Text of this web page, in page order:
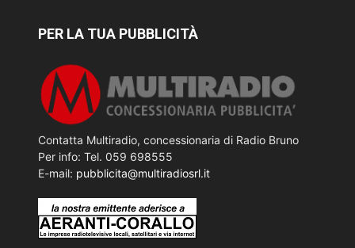
PER LA TUA PUBBLICITÀ
Contatta Multiradio, concessionaria di Radio Bruno
Per info: Tel. 059 698555
E-mail: pubblicita@multiradiosrl.it